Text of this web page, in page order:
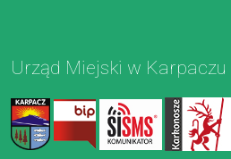
Urząd Miejski w Karpaczu